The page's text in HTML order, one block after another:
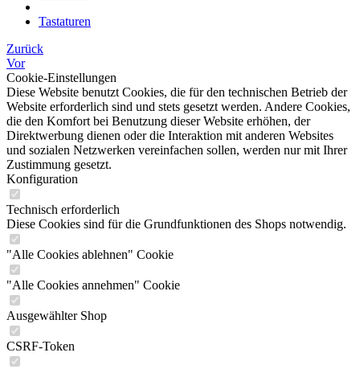
Tastaturen
Zurück
Vor
Cookie-Einstellungen
Diese Website benutzt Cookies, die für den technischen Betrieb der
Website erforderlich sind und stets gesetzt werden. Andere Cookies,
die den Komfort bei Benutzung dieser Website erhöhen, der
Direktwerbung dienen oder die Interaktion mit anderen Websites
und sozialen Netzwerken vereinfachen sollen, werden nur mit Ihrer
Zustimmung gesetzt.
Konfiguration
Technisch erforderlich
Diese Cookies sind für die Grundfunktionen des Shops notwendig.
"Alle Cookies ablehnen" Cookie
"Alle Cookies annehmen" Cookie
Ausgewählter Shop
CSRF-Token